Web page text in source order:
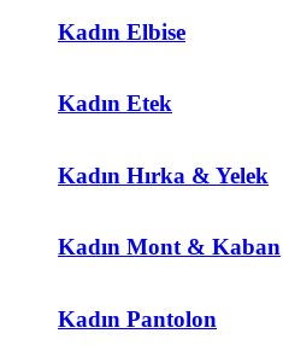
Kadın Elbise
Kadın Etek
Kadın Hırka & Yelek
Kadın Mont & Kaban
Kadın Pantolon